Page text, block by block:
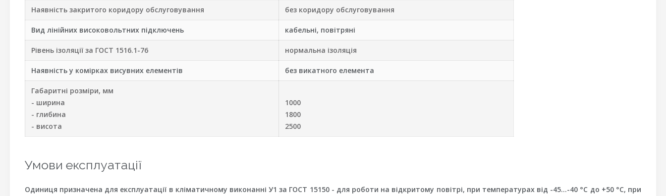
Наявність закритого коридору обслуговування без коридору обслуговування
Вид лінійних високовольтних підключень кабельні, повітряні
Рівень ізоляції за ГОСТ 1516.1-76 нормальна ізоляція
Наявність у комірках висувних елементів без викатного елемента
Габаритні розміри, мм
- ширина
- глибина
- висота
1000
1800
2500
Умови експлуатації
Одиниця призначена для експлуатації в кліматичному виконанні У1 за ГОСТ 15150 - для роботи на відкритому повітрі, при температурах від -45…-40 °C до +50 °C, при